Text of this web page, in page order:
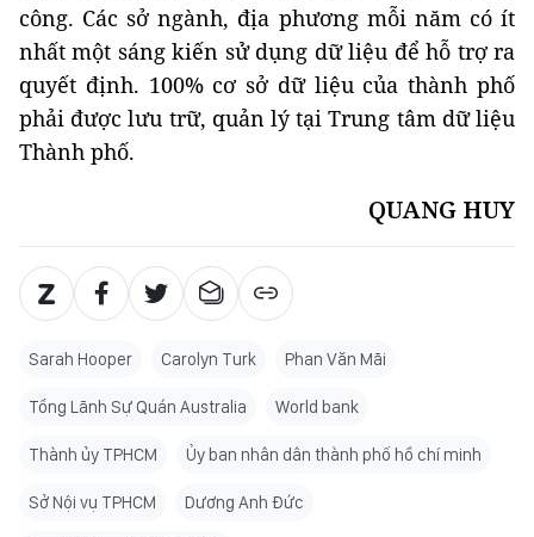
công. Các sở ngành, địa phương mỗi năm có ít
nhất một sáng kiến sử dụng dữ liệu để hỗ trợ ra
quyết định. 100% cơ sở dữ liệu của thành phố
phải được lưu trữ, quản lý tại Trung tâm dữ liệu
Thành phố.
QUANG HUY
Sarah Hooper Carolyn Turk Phan Văn Mãi
Tổng Lãnh Sự Quán Australia World bank
Thành ủy TPHCM Ủy ban nhân dân thành phố hồ chí minh
Sở Nội vụ TPHCM Dương Anh Đức